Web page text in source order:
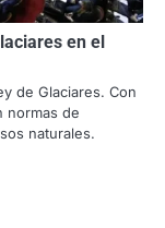
en el
de Glaciares. Con
normas de
naturales.